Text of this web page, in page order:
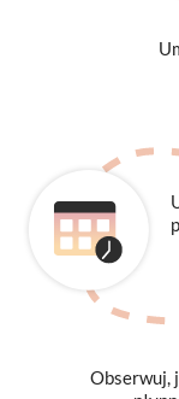
Obserwuj,